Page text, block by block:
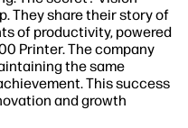
They share their story of
of productivity, powered
Printer. The company
the same
This success
and growth